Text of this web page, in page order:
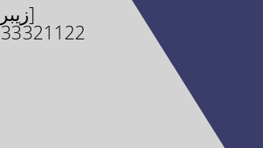
[زيبرا]